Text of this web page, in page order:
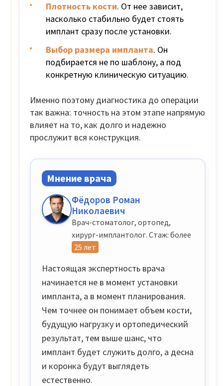
Плотность кости. От нее зависит,
насколько стабильно будет стоять
имплант сразу после установки.
Выбор размера импланта. Он
подбирается не по шаблону, а под
конкретную клиническую ситуацию.
Именно поэтому диагностика до операции
так важна: точность на этом этапе напрямую
влияет на то, как долго и надежно
прослужит вся конструкция.
Мнение врача
Фёдоров Роман
Николаевич
Врач-стоматолог, ортопед,
хирург-имплантолог. Стаж: более
25 лет
Настоящая экспертность врача
начинается не в момент установки
импланта, а в момент планирования.
Чем точнее он понимает объем кости,
будущую нагрузку и ортопедический
результат, тем выше шанс, что
имплант будет служить долго, а десна
и коронка будут выглядеть
естественно.